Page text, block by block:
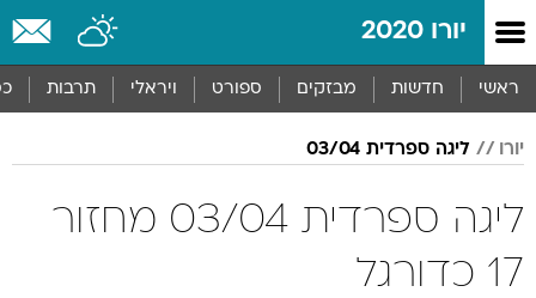
יורו 2020
ראשי חדשות מבזקים ספורט ויראלי תרבות
יורו ליגה ספרדית 03/04
ליגה ספרדית 03/04 מחזור
17 כדורגל